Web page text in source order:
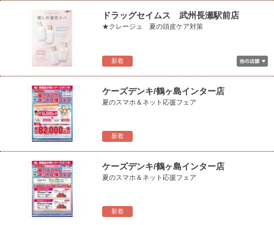
新着
ドラッグセイムス 武州長瀬駅前店
★クレージュ 夏の頭皮ケア対策
新着
ケーズデンキ/鶴ヶ島インター店
夏のスマホ＆ネット応援フェア
新着
ケーズデンキ/鶴ヶ島インター店
夏のスマホ＆ネット応援フェア